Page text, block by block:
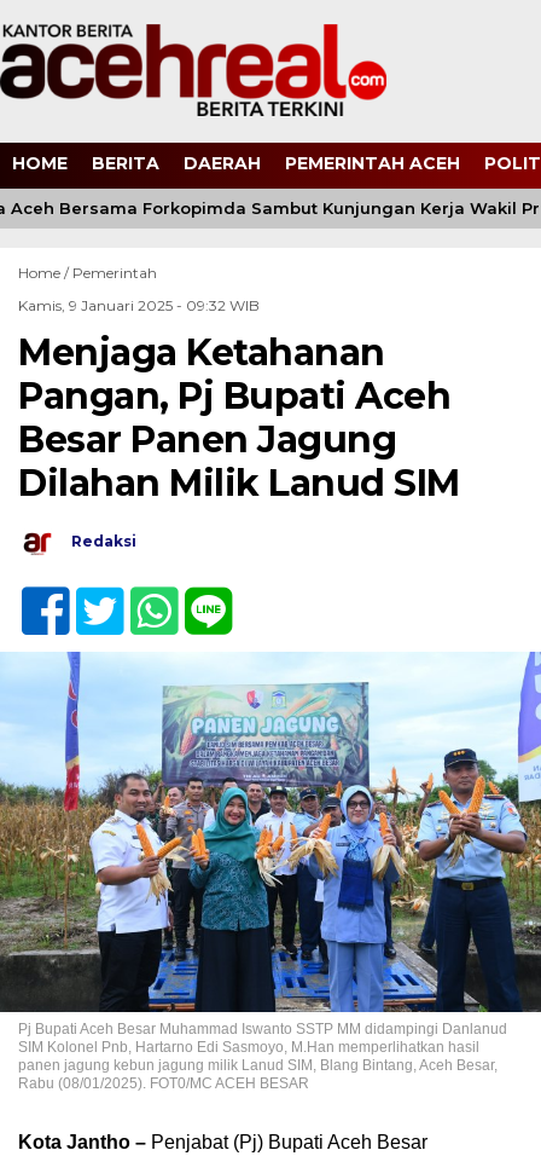
HOME BERITA DAERAH PEMERINTAH ACEH
Bersama Forkopimda Sambut Kunjungan Kerja Wakil
Home / Pemerintah
Kamis, 9 Januari 2025 - 09:32 WIB
Menjaga Ketahanan
Pangan, Pj Bupati Aceh
Besar Panen Jagung
Dilahan Milik Lanud SIM
Redaksi
Pj Bupati Aceh Besar Muhammad Iswanto SSTP MM didampingi Danlanud
SIM Kolonel Pnb, Hartarno Edi Sasmoyo, M.Han memperlihatkan hasil
panen jagung kebun jagung milik Lanud SIM, Blang Bintang, Aceh Besar,
Rabu (08/01/2025). FOT0/MC ACEH BESAR
Kota Jantho – Penjabat (Pj) Bupati Aceh Besar